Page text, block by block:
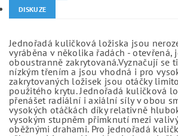
DISKUZE
Jednořadá kuličková ložiska jsou
vyráběna v několika řadách - otevřená,
oboustranně zakrytovaná.Vyznačují se
nízkým třením a jsou vhodná i pro
zakrytovaných ložisek jsou otáčky
použitého krytu. Jednořadá kuličková
přenášet radiální i axiální síly v obou
vysokých otáčkách díky relativně
vysokým stupněm přimknutí mezi
oběžnými drahami. Pro jednořadá